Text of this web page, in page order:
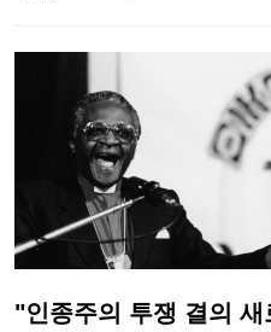
"인종주의 투쟁 결의